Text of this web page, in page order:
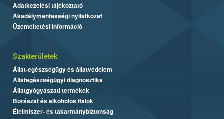
Adatkezelési tájékoztató
Akadálymentességi nyilatkozat
Üzemeltetési információ
Szakterületek
Állat-egészségügy és állatvédelem
Állategészségügyi diagnosztika
Állatgyógyászati termékek
Borászat és alkoholos italok
Élelmiszer- és takarmánybiztonság